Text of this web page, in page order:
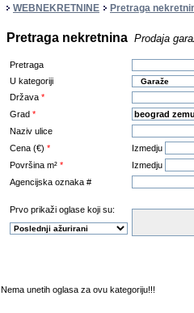
WEBNEKRETNINE Pretraga
Pretraga nekretnina Prodaja
Pretraga
U kategoriji
Država *
Grad *
Naziv ulice
Cena (€) * Izmedju
Površina m² * Izmedju
Agencijska oznaka #
Prvo prikaži oglase koji su:
Nema unetih oglasa za ovu kategoriju!!!